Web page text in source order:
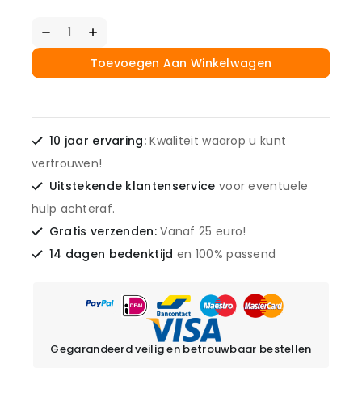
Toevoegen Aan Winkelwagen
10 jaar ervaring:Kwaliteit waarop u kunt
vertrouwen!
Uitstekende klantenservice voor eventuele
hulp achteraf.
Gratis verzenden:Vanaf 25 euro!
14 dagen bedenktijd en 100% passend
Gegarandeerd veilig en betrouwbaar bestellen